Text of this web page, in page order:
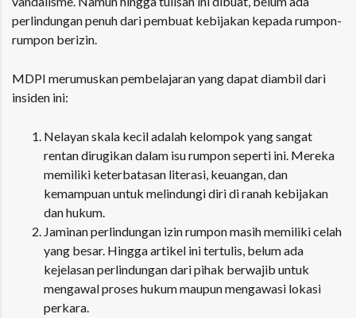
perlindungan penuh dari pembuat kebijakan kepada rumpon-
rumpon berizin.
MDPI merumuskan pembelajaran yang dapat diambil dari
insiden ini:
Nelayan skala kecil adalah kelompok yang sangat
rentan dirugikan dalam isu rumpon seperti ini. Mereka
memiliki keterbatasan literasi, keuangan, dan
kemampuan untuk melindungi diri di ranah kebijakan
dan hukum.
Jaminan perlindungan izin rumpon masih memiliki celah
yang besar. Hingga artikel ini tertulis, belum ada
kejelasan perlindungan dari pihak berwajib untuk
mengawal proses hukum maupun mengawasi lokasi
perkara.